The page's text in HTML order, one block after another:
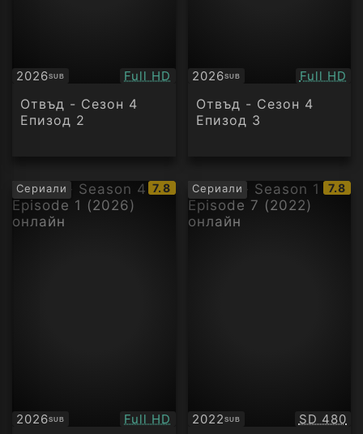
2026SUB
Субтитри Качество:
Full HD
Отвъд - Сезон 4
Епизод 2
2026SUB
Субтитри Full HD
Отвъд - Сезон 4
Епизод 3
Сериали
IMDb
рейтинг:
7.8
2026SUB
Субтитри Качество:
Full HD
Сериали
IMDb
7.8
2022SUB
Субтитри SD 480